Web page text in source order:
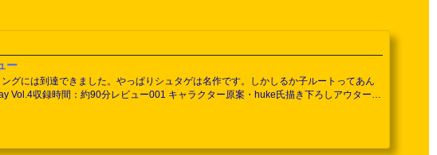
ー
グには到達できました。やっぱりシュタゲは名作です。しかしるか子ルートってあん
Vol.4収録時間：約90分レビュー001 キャラクター原案・huke氏描き下ろしアウターケ